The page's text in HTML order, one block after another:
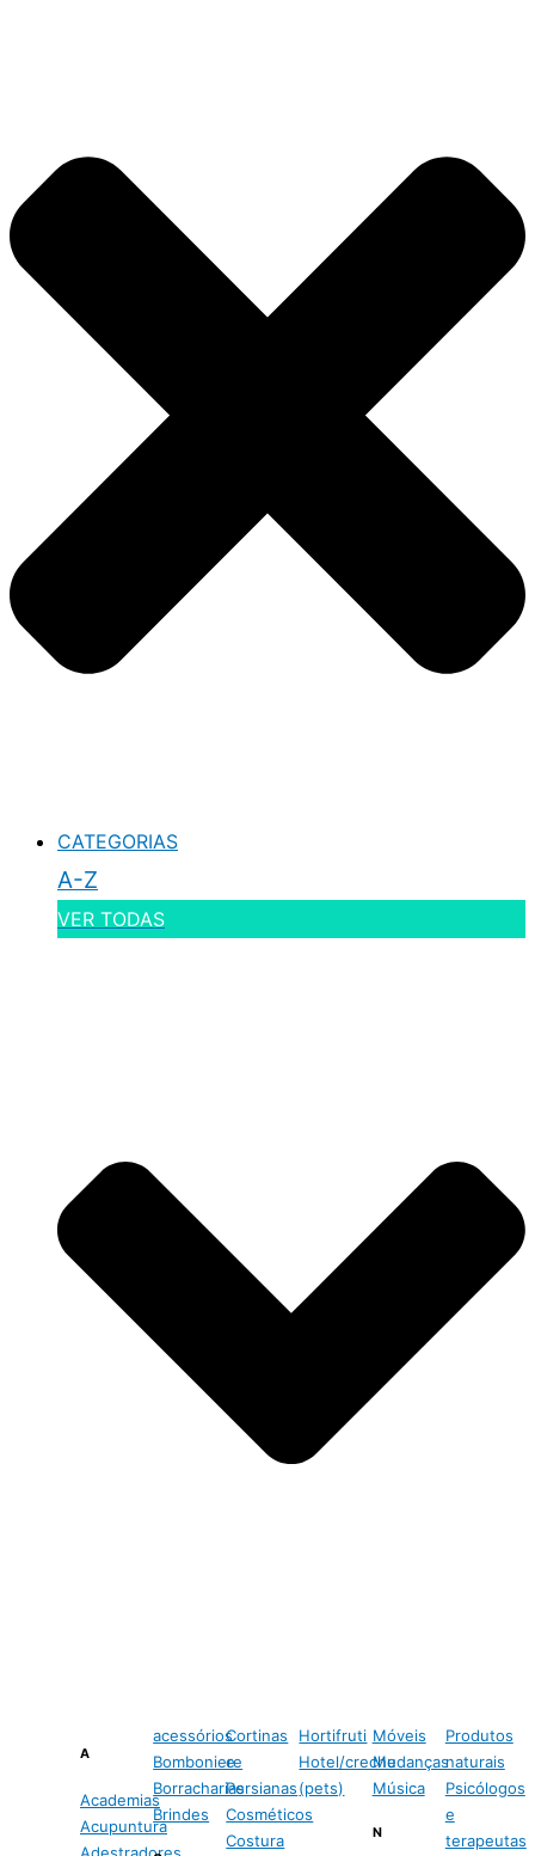
CATEGORIAS
A-Z
VER TODAS
A
Academias
Acupuntura
acessórios
Bomboniere
Borracharias
Brindes
Cortinas
e
Persianas
Cosméticos
Costura
Hortifruti
Hotel/creche
(pets)
Móveis
Mudanças
Música
N
Produtos
naturais
Psicólogos
e
terapeutas